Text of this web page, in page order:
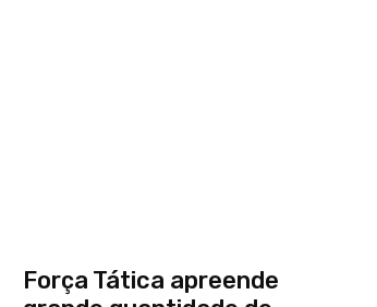
Força Tática apreende